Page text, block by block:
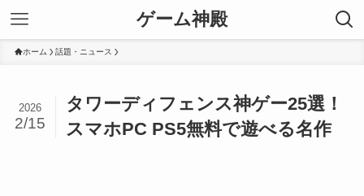
ゲーム神殿
ホーム 話題・ニュース
タワーディフェンス神ゲー25選！
スマホPC PS5無料で遊べる名作
2026
2/15